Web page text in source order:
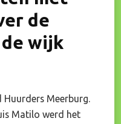
de
wijk
Huurders Meerburg.
Matilo werd het